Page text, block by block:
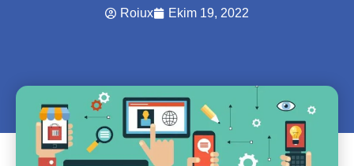
Roiux Ekim 19, 2022